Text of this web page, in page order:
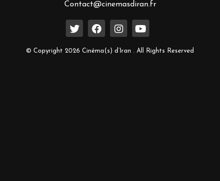
Contact@cinemasdiran.fr
© Copyright 2026 Cinéma(s) d’Iran . All Rights Reserved